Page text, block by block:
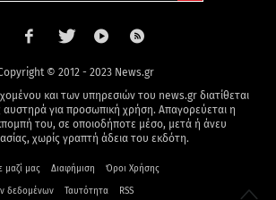
© 2012 - 2023 News.gr
και των υπηρεσιών του news.gr διατίθεται
αυστηρά για προσωπική χρήση. Απαγορεύεται η
του, σε οποιοδήποτε μέσο, μετά ή άνευ
χωρίς γραπτή άδεια του εκδότη.
μαζί μας Διαφήμιση Όροι Χρήσης
δεδομένων Ταυτότητα RSS